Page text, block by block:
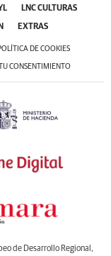
LNC CULTURAS
EXTRAS
DE COOKIES
CONSENTIMIENTO
de Desarrollo Regional,